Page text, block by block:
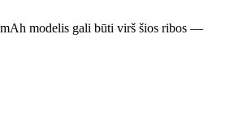
modelis gali būti virš šios ribos —